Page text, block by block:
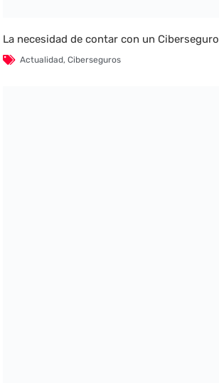
La necesidad de contar con un Ciberseguro
Actualidad,Ciberseguros